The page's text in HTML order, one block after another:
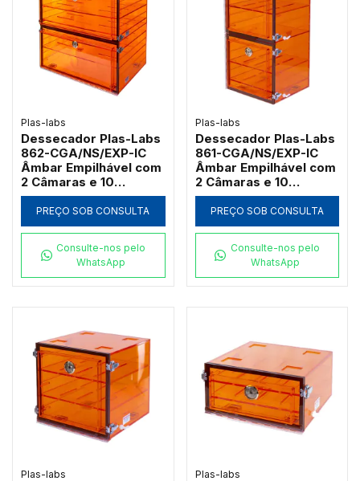
Plas-labs
Dessecador Plas-Labs
862-CGA/NS/EXP-IC
Âmbar Empilhável com
2 Câmaras e 10
Prateleiras
PREÇO SOB CONSULTA
Consulte-nos pelo
WhatsApp
Plas-labs
Dessecador Plas-Labs
861-CGA/NS/EXP-IC
Âmbar Empilhável com
2 Câmaras e 10
Prateleiras
PREÇO SOB CONSULTA
Consulte-nos pelo
WhatsApp
Plas-labs Plas-labs